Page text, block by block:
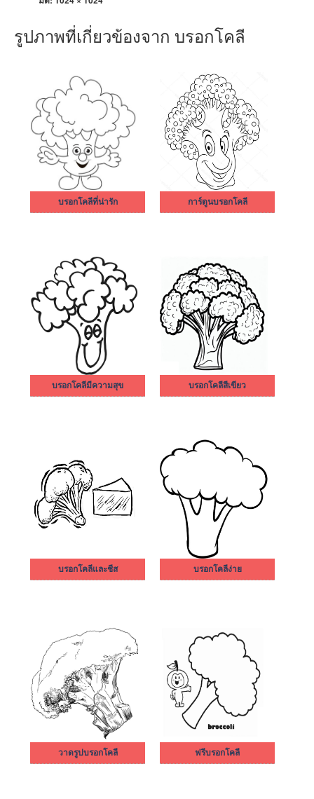
รูปภาพที่เกี่ยวข้องจาก บรอกโคลี
บรอกโคลีที่น่ารัก การ์ตูนบรอกโคลี
บรอกโคลีมีความสุข บรอกโคลีสีเขียว
บรอกโคลีและชีส บรอกโคลีง่าย
วาดรูปบรอกโคลี ฟรีบรอกโคลี